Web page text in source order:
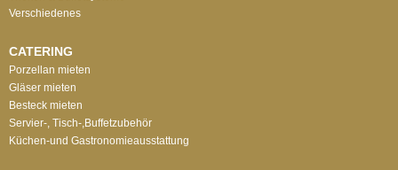
Verschiedenes
CATERING
Porzellan mieten
Gläser mieten
Besteck mieten
Servier-, Tisch-,Buffetzubehör
Küchen-und Gastronomieausstattung